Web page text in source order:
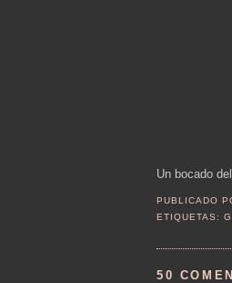
Un bocado
PUBLICADO
ETIQUETAS:
50